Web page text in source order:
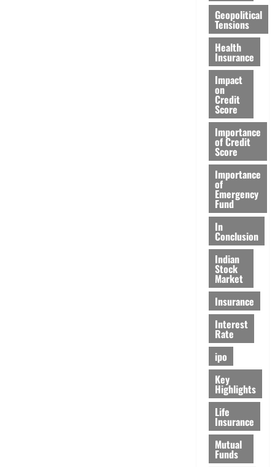
Geopolitical
Tensions
Health
Insurance
Impact
on
Credit
Score
Importance
of Credit
Score
Importance
of
Emergency
Fund
In
Conclusion
Indian
Stock
Market
Insurance
Interest
Rate
ipo
Key
Highlights
Life
Insurance
Mutual
Funds